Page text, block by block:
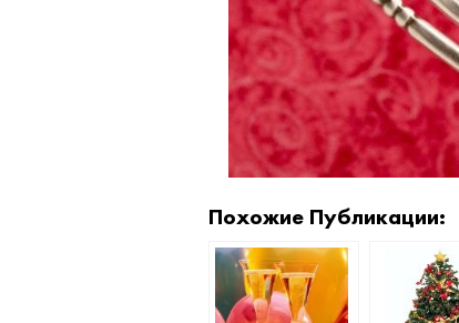
Похожие Публикации: